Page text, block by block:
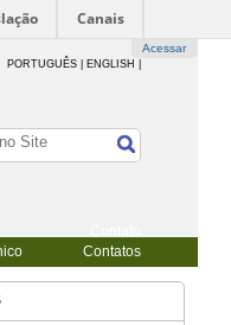
Canais
Acessar
PORTUGUÊS | ENGLISH |
Contatos